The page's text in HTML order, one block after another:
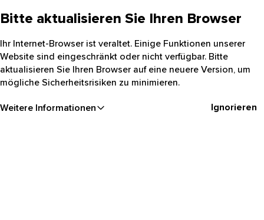
Bitte aktualisieren Sie Ihren Browser
Ihr Internet-Browser ist veraltet. Einige Funktionen unserer
Website sind eingeschränkt oder nicht verfügbar. Bitte
aktualisieren Sie Ihren Browser auf eine neuere Version, um
mögliche Sicherheitsrisiken zu minimieren.
Weitere Informationen Ignorieren